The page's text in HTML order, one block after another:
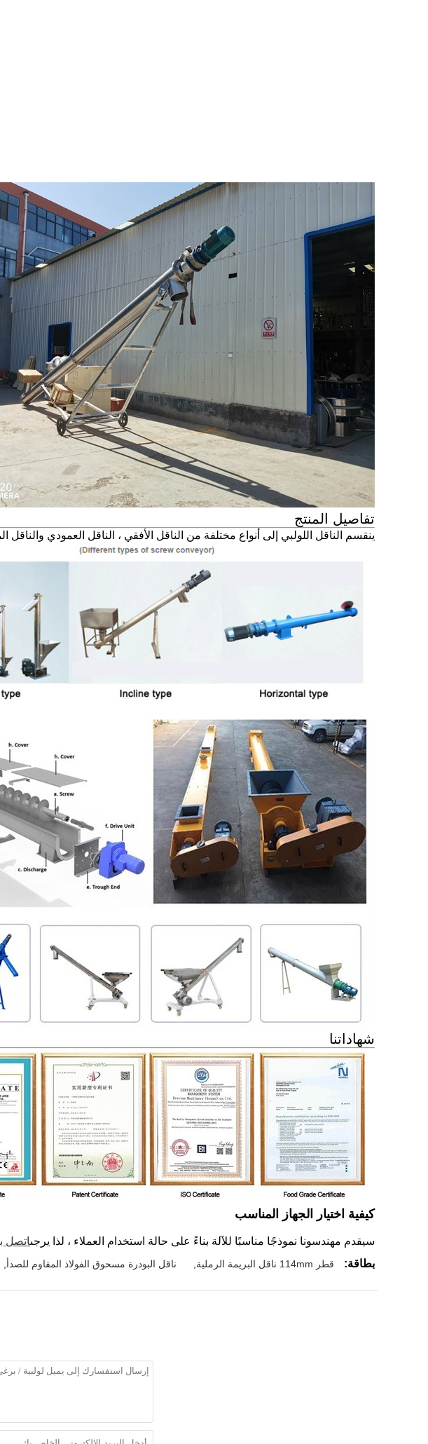
تفاصيل المنتج
ينقسم الناقل اللولبي إلى أنواع مختلفة من الناقل الأفقي ، الناقل العمودي والناقل
شهاداتنا
كيفية اختيار الجهاز المناسب
سيقدم مهندسونا نموذجًا مناسبًا للآلة بناءً على حالة استخدام العملاء ، لذا يرجىاتصل
بطاقة:
قطر 114mm ناقل البريمة الرملية ناقل البودرة مسحوق الفولاذ المقاوم للصدأ